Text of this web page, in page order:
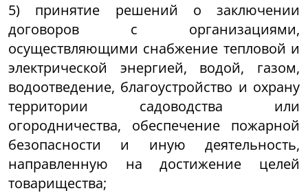
5) принятие решений о заключении
договоров с организациями,
осуществляющими снабжение тепловой и
электрической энергией, водой, газом,
водоотведение, благоустройство и охрану
территории садоводства или
огородничества, обеспечение пожарной
безопасности и иную деятельность,
направленную на достижение целей
товарищества;